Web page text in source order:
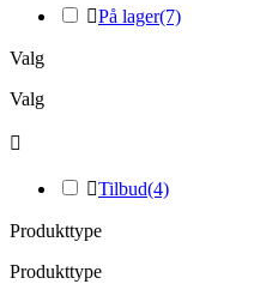
På lager(7)
Valg
Valg

Tilbud(4)
Produkttype
Produkttype